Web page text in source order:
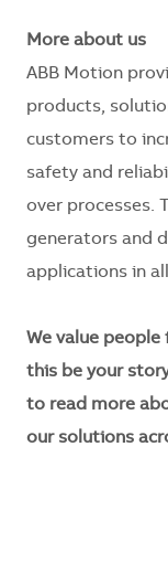
More about us
ABB Motion
products,
customers to
safety and
over processes.
generators and
applications in
We value
this be your
to read more
our solutions